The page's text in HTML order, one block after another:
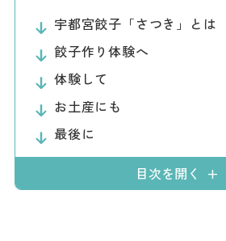
宇都宮餃子「さつき」とは
餃子作り体験へ
体験して
お土産にも
最後に
目次を開く
Languag